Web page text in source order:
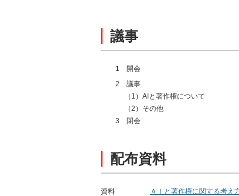
議事
1
開会
2
議事
（1）AIと著作権について
（2）その他
3
閉会
配布資料
資料 ＡＩと著作権に関する考え